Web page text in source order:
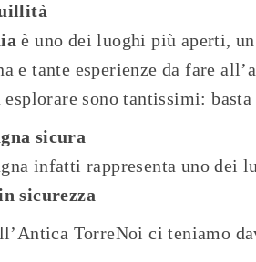
è uno dei luoghi più aperti,
e tante esperienze da fare
sono tantissimi: basta
sicura
infatti rappresenta uno
sicurezza
TorreNoi ci teniamo